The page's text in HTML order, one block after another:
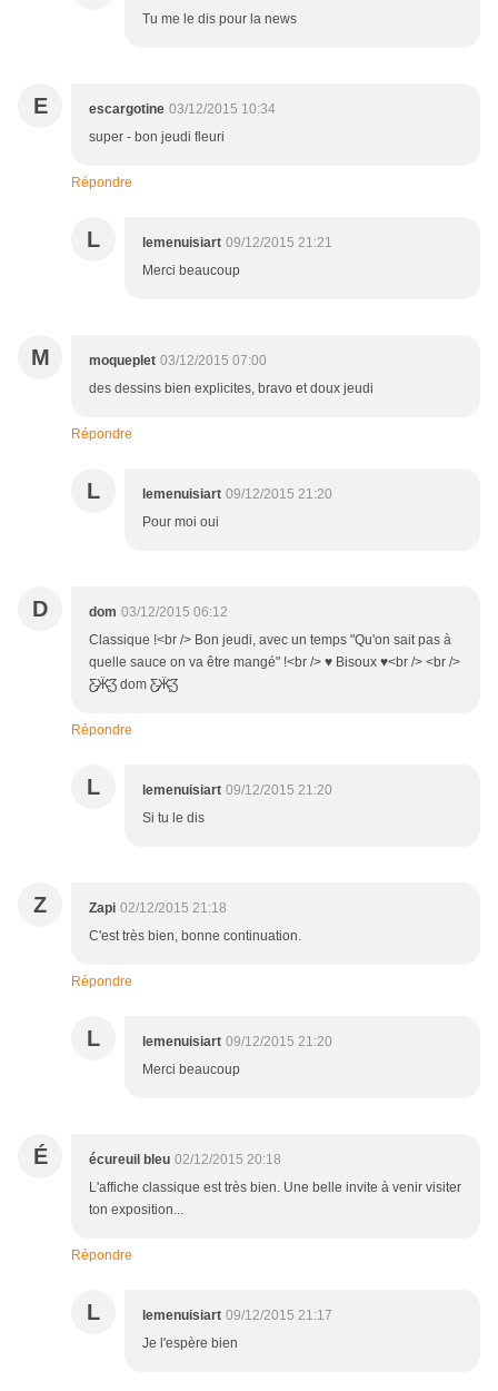
Tu me le dis pour la news
E escargotine 03/12/2015 10:34
super - bon jeudi fleuri
Répondre
L lemenuisiart 09/12/2015 21:21
Merci beaucoup
M moqueplet 03/12/2015 07:00
des dessins bien explicites, bravo et doux jeudi
Répondre
L lemenuisiart 09/12/2015 21:20
Pour moi oui
D dom 03/12/2015 06:12
Classique !<br /> Bon jeudi, avec un temps "Qu'on sait pas à
quelle sauce on va être mangé" !<br /> ♥ Bisoux ♥<br /> <br />
Ƹ̵̡Ӝ̵̨̄Ʒ dom Ƹ̵̡Ӝ̵̨̄Ʒ
Répondre
L lemenuisiart 09/12/2015 21:20
Si tu le dis
Z Zapi 02/12/2015 21:18
C'est très bien, bonne continuation.
Répondre
L lemenuisiart 09/12/2015 21:20
Merci beaucoup
É écureuil bleu 02/12/2015 20:18
L'affiche classique est très bien. Une belle invite à venir visiter
ton exposition...
Répondre
L lemenuisiart 09/12/2015 21:17
Je l'espère bien